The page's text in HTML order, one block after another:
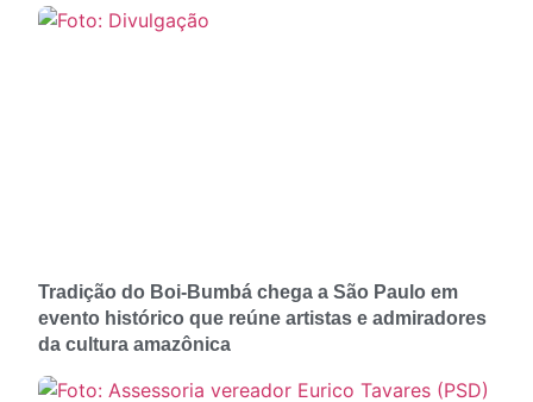
Tradição do Boi-Bumbá chega a São Paulo em
evento histórico que reúne artistas e admiradores
da cultura amazônica